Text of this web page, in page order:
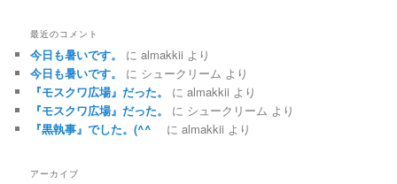
最近のコメント
今日も暑いです。 にalmakkii より
今日も暑いです。
に シュークリーム より
『モスクワ広場』だった。
にalmakkii より
『モスクワ広場』だった。
に シュークリーム より
『黒執事』でした。(^^ゞ
にalmakkii より
アーカイブ